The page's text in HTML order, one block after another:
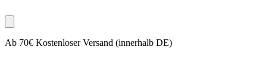
Ab 70€ Kostenloser Versand (innerhalb DE)